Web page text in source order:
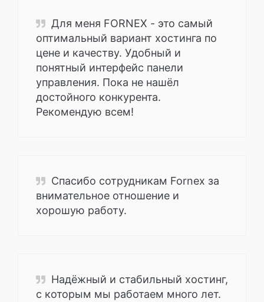
Для меня FORNEX - это самый
оптимальный вариант хостинга по
цене и качеству. Удобный и
понятный интерфейс панели
управления. Пока не нашёл
достойного конкурента.
Рекомендую всем!
Спасибо сотрудникам Fornex за
внимательное отношение и
хорошую работу.
Надёжный и стабильный хостинг,
с которым мы работаем много лет.